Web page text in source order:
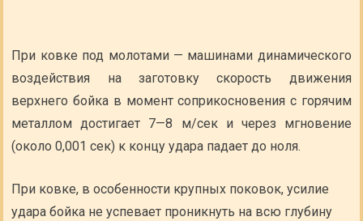
При ковке под молотами — машинами динамического
воздействия на заготовку скорость движения
верхнего бойка в момент соприкосновения с горячим
металлом достигает 7—8 м/сек и через мгновение
(около 0,001 сек) к концу удара падает до ноля.
При ковке, в особенности крупных поковок, усилие
удара бойка не успевает проникнуть на всю глубину